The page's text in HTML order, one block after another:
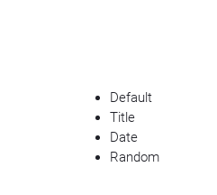
Default
Title
Date
Random